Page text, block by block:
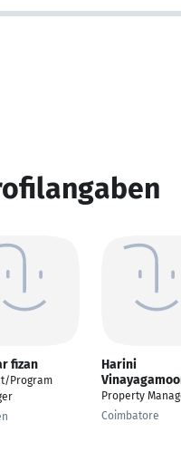
fizan
Program
Harini
Property
Coimbatore